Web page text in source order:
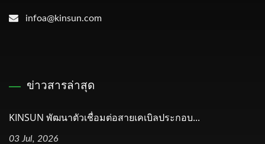
infoa@kinsun.com
ข่าวสารล่าสุด
KINSUN พัฒนาตัวเชื่อมต่อสายเคเบิลประกอบ...
03 Jul, 2026